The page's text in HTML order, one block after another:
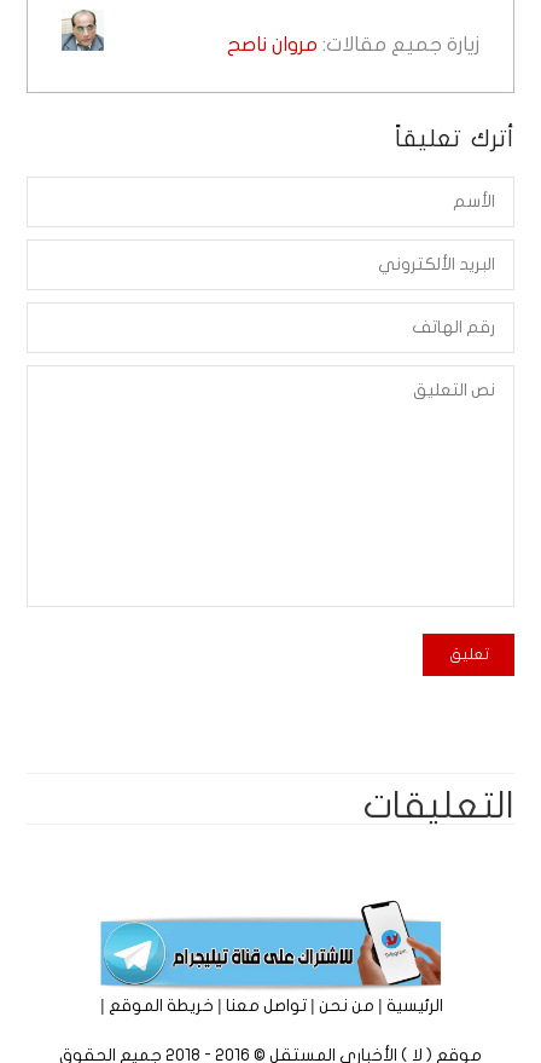
زيارة جميع مقالات: مروان ناصح
أترك تعليقاً
التعليقات
الرئيسية|من نحن|تواصل معنا|خريطة الموقع |
موقع ( لا ) الأخباري المستقل © 2016 - 2018 جميع الحقوق